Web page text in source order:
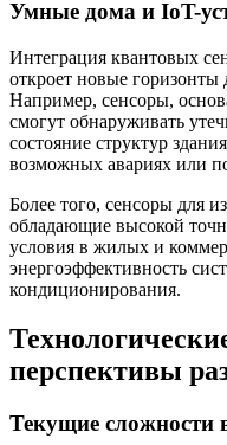
Умные дома и IoT-
Интеграция квантовых
откроет новые горизонты
Например, сенсоры,
смогут обнаруживать
состояние структур
возможных авариях или
Более того, сенсоры для
обладающие высокой
условия в жилых и
энергоэффективность
кондиционирования.
перспективы
Текущие сложности